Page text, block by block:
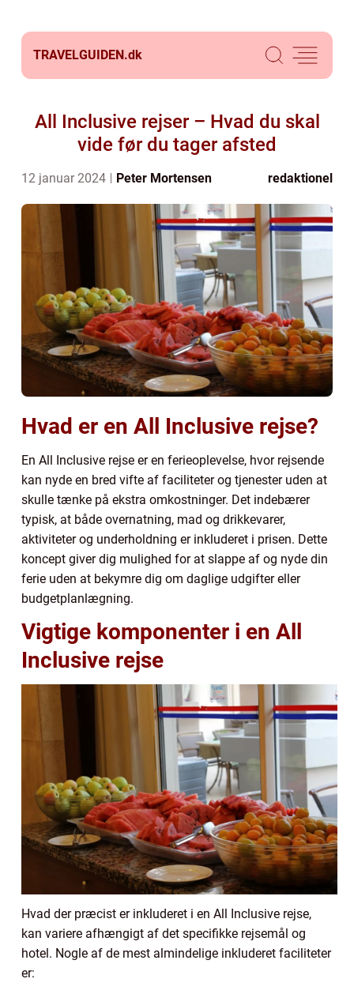
TRAVELGUIDEN.dk
All Inclusive rejser – Hvad du skal
vide før du tager afsted
12 januar 2024 Peter Mortensen redaktionel
Hvad er en All Inclusive rejse?
En All Inclusive rejse er en ferieoplevelse, hvor rejsende
kan nyde en bred vifte af faciliteter og tjenester uden at
skulle tænke på ekstra omkostninger. Det indebærer
typisk, at både overnatning, mad og drikkevarer,
aktiviteter og underholdning er inkluderet i prisen. Dette
koncept giver dig mulighed for at slappe af og nyde din
ferie uden at bekymre dig om daglige udgifter eller
budgetplanlægning.
Vigtige komponenter i en All
Inclusive rejse
Hvad der præcist er inkluderet i en All Inclusive rejse,
kan variere afhængigt af det specifikke rejsemål og
hotel. Nogle af de mest almindelige inkluderet faciliteter
er: